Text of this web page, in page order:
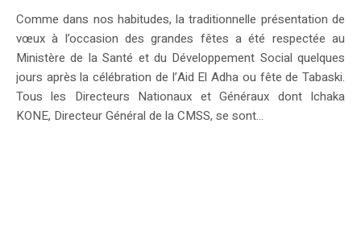
Comme dans nos habitudes, la traditionnelle présentation de
vœux à l’occasion des grandes fêtes a été respectée au
Ministère de la Santé et du Développement Social quelques
jours après la célébration de l’Aid El Adha ou fête de Tabaski.
Tous les Directeurs Nationaux et Généraux dont Ichaka
KONE, Directeur Général de la CMSS, se sont...